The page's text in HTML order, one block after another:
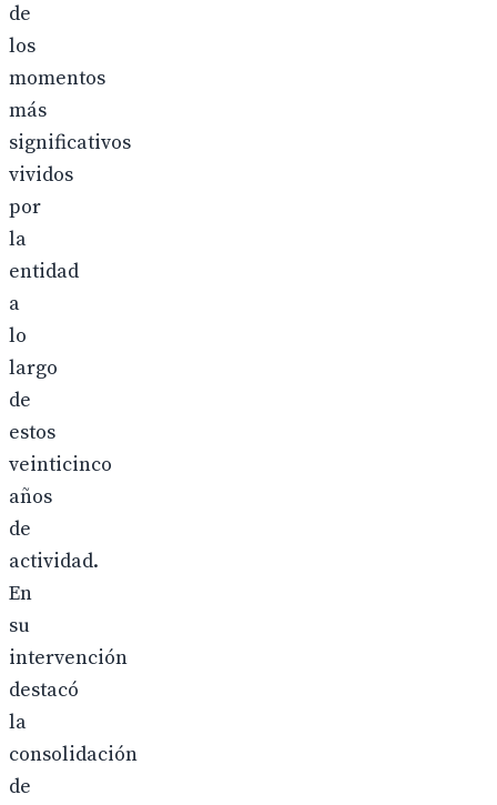
de
los
momentos
más
significativos
vividos
por
la
entidad
a
lo
largo
de
estos
veinticinco
años
de
actividad.
En
su
intervención
destacó
la
consolidación
de